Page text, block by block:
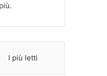
I più letti